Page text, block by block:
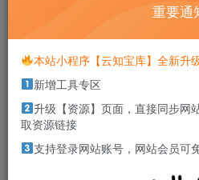
数据恢复
# 会员版
重要通
本站小程序【云知宝库】全新升
新增工具专区
升级【资源】页面，直接同步网
取资源链接
支持登录网站账号，网站会员可